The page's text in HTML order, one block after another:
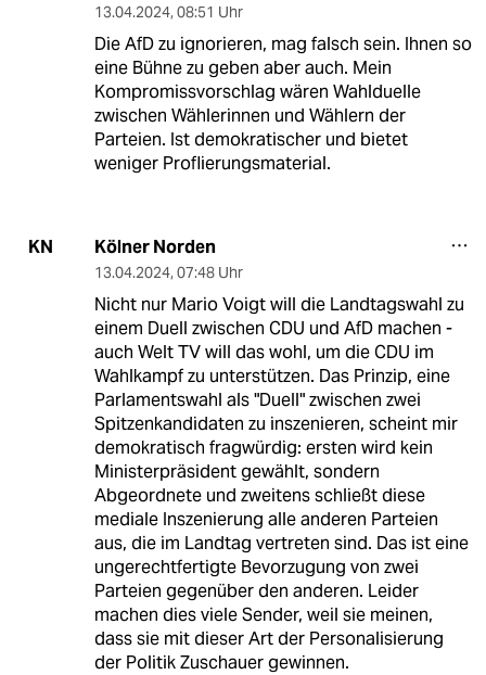
13.04.2024, 08:51 Uhr
Die AfD zu ignorieren, mag falsch sein. Ihnen so
eine Bühne zu geben aber auch. Mein
Kompromissvorschlag wären Wahlduelle
zwischen Wählerinnen und Wählern der
Parteien. Ist demokratischer und bietet
weniger Proflierungsmaterial.
KN Kölner Norden
13.04.2024, 07:48 Uhr
Nicht nur Mario Voigt will die Landtagswahl zu
einem Duell zwischen CDU und AfD machen -
auch Welt TV will das wohl, um die CDU im
Wahlkampf zu unterstützen. Das Prinzip, eine
Parlamentswahl als "Duell" zwischen zwei
Spitzenkandidaten zu inszenieren, scheint mir
demokratisch fragwürdig: ersten wird kein
Ministerpräsident gewählt, sondern
Abgeordnete und zweitens schließt diese
mediale Inszenierung alle anderen Parteien
aus, die im Landtag vertreten sind. Das ist eine
ungerechtfertigte Bevorzugung von zwei
Parteien gegenüber den anderen. Leider
machen dies viele Sender, weil sie meinen,
dass sie mit dieser Art der Personalisierung
der Politik Zuschauer gewinnen.